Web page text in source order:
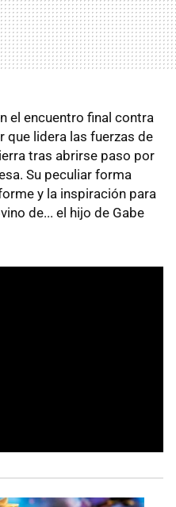
el encuentro final contra
que lidera las fuerzas de
tras abrirse paso por
Su peculiar forma
y la inspiración para
de... el hijo de Gabe